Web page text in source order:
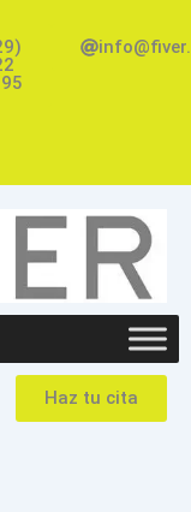
Haz tu cita